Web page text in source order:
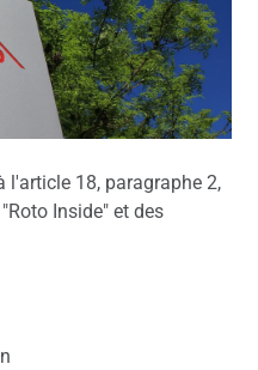
l'article 18, paragraphe 2,
Inside" et des